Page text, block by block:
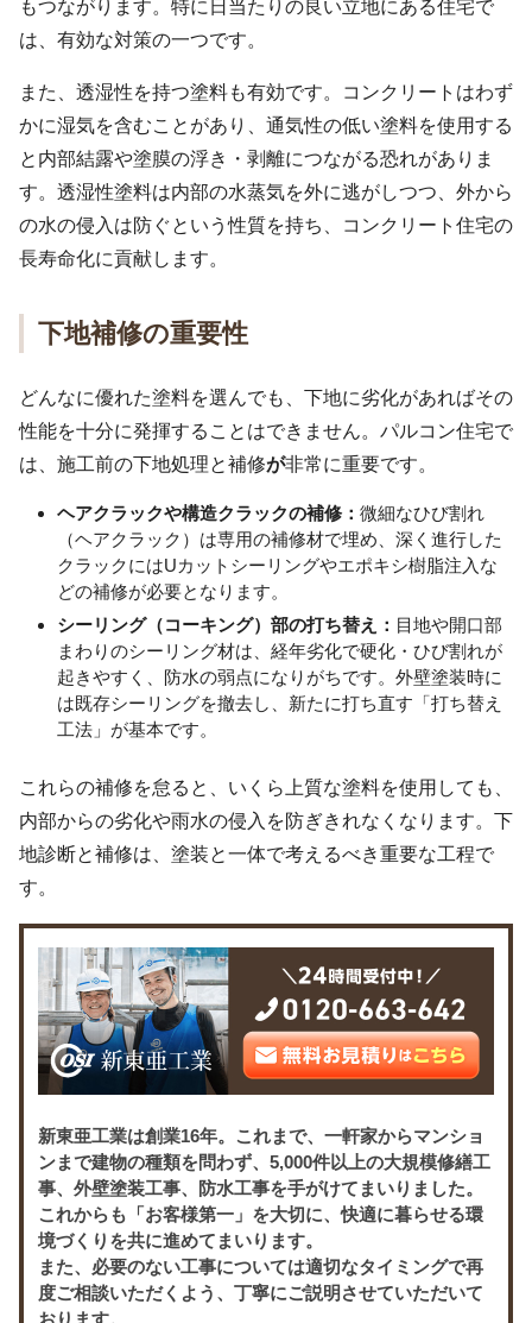
もつながります。特に日当たりの良い立地にある住宅で
は、有効な対策の一つです。
また、透湿性を持つ塗料も有効です。コンクリートはわず
かに湿気を含むことがあり、通気性の低い塗料を使用する
と内部結露や塗膜の浮き・剥離につながる恐れがありま
す。透湿性塗料は内部の水蒸気を外に逃がしつつ、外から
の水の侵入は防ぐという性質を持ち、コンクリート住宅の
長寿命化に貢献します。
下地補修の重要性
どんなに優れた塗料を選んでも、下地に劣化があればその
性能を十分に発揮することはできません。パルコン住宅で
は、施工前の下地処理と補修が非常に重要です。
ヘアクラックや構造クラックの補修： 微細なひび割れ
（ヘアクラック）は専用の補修材で埋め、深く進行した
クラックにはUカットシーリングやエポキシ樹脂注入な
どの補修が必要となります。
シーリング（コーキング）部の打ち替え： 目地や開口部
まわりのシーリング材は、経年劣化で硬化・ひび割れが
起きやすく、防水の弱点になりがちです。外壁塗装時に
は既存シーリングを撤去し、新たに打ち直す「打ち替え
工法」が基本です。
これらの補修を怠ると、いくら上質な塗料を使用しても、
内部からの劣化や雨水の侵入を防ぎきれなくなります。下
地診断と補修は、塗装と一体で考えるべき重要な工程で
す。
新東亜工業は創業16年。これまで、一軒家からマンショ
ンまで建物の種類を問わず、5,000件以上の大規模修繕工
事、外壁塗装工事、防水工事を手がけてまいりました。
これからも「お客様第一」を大切に、快適に暮らせる環
境づくりを共に進めてまいります。
また、必要のない工事については適切なタイミングで再
度ご相談いただくよう、丁寧にご説明させていただいて
おります。